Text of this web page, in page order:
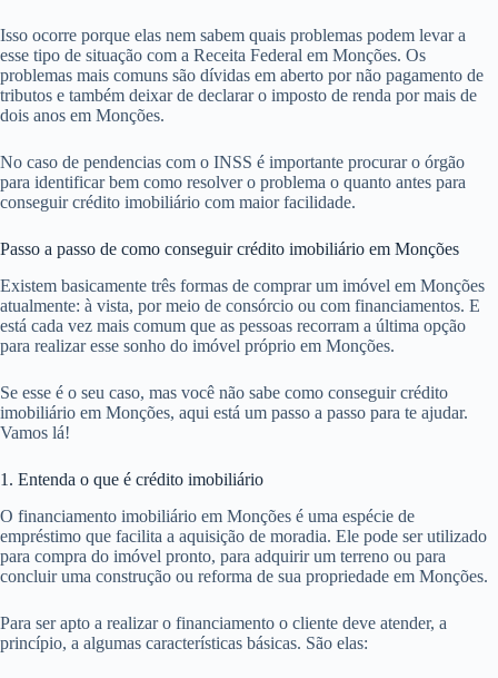
Isso ocorre porque elas nem sabem quais problemas podem levar a
esse tipo de situação com a Receita Federal em Monções. Os
problemas mais comuns são dívidas em aberto por não pagamento de
tributos e também deixar de declarar o imposto de renda por mais de
dois anos em Monções.
No caso de pendencias com o INSS é importante procurar o órgão
para identificar bem como resolver o problema o quanto antes para
conseguir crédito imobiliário com maior facilidade.
Passo a passo de como conseguir crédito imobiliário em Monções
Existem basicamente três formas de comprar um imóvel em Monções
atualmente: à vista, por meio de consórcio ou com financiamentos. E
está cada vez mais comum que as pessoas recorram a última opção
para realizar esse sonho do imóvel próprio em Monções.
Se esse é o seu caso, mas você não sabe como conseguir crédito
imobiliário em Monções, aqui está um passo a passo para te ajudar.
Vamos lá!
1. Entenda o que é crédito imobiliário
O financiamento imobiliário em Monções é uma espécie de
empréstimo que facilita a aquisição de moradia. Ele pode ser utilizado
para compra do imóvel pronto, para adquirir um terreno ou para
concluir uma construção ou reforma de sua propriedade em Monções.
Para ser apto a realizar o financiamento o cliente deve atender, a
princípio, a algumas características básicas. São elas: